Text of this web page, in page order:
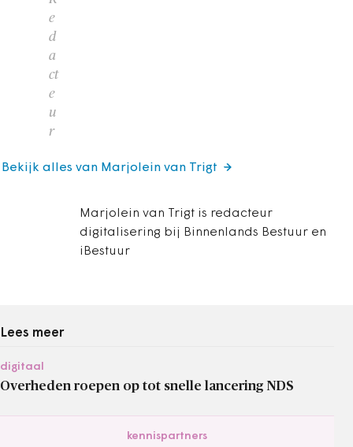
e
d
a
ct
e
u
r
Marjolein van Trigt is redacteur
digitalisering bij Binnenlands Bestuur en
iBestuur
Bekijk alles van Marjolein van Trigt
Lees meer
digitaal
Overheden roepen op tot snelle lancering NDS
kennispartners